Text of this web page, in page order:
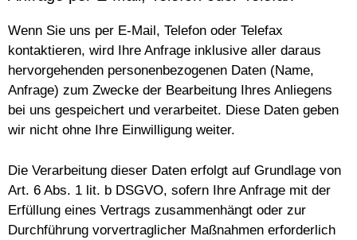
Wenn Sie uns per E-Mail, Telefon oder Telefax
kontaktieren, wird Ihre Anfrage inklusive aller daraus
hervorgehenden personenbezogenen Daten (Name,
Anfrage) zum Zwecke der Bearbeitung Ihres Anliegens
bei uns gespeichert und verarbeitet. Diese Daten geben
wir nicht ohne Ihre Einwilligung weiter.
Die Verarbeitung dieser Daten erfolgt auf Grundlage von
Art. 6 Abs. 1 lit. b DSGVO, sofern Ihre Anfrage mit der
Erfüllung eines Vertrags zusammenhängt oder zur
Durchführung vorvertraglicher Maßnahmen erforderlich